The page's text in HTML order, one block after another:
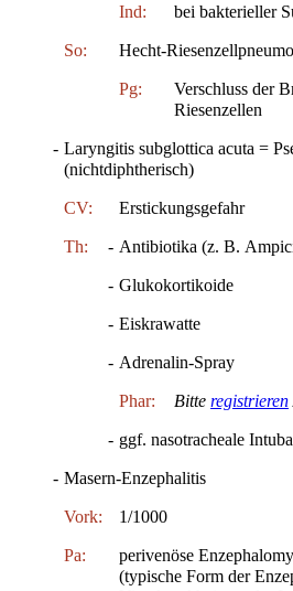
Ind: bei bakterieller
So: Hecht-
Pg:
Verschluss der
Riesenzellen
- Laryngitis subglottica acuta =
(nichtdiphtherisch)
CV: Erstickungsgefahr
Th: - Antibiotika (z. B.
- Glukokortikoide
- Eiskrawatte
- Adrenalin-Spray
Phar: Bitte registrieren
- ggf. nasotracheale
- Masern-Enzephalitis
Vork: 1/1000
Pa:
perivenöse
(typische Form der